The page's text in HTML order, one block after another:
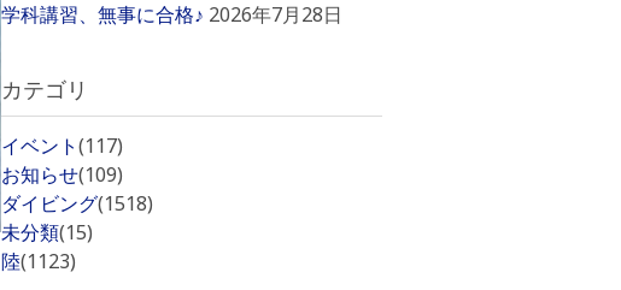
学科講習、無事に合格♪ 2026年7月28日
カテゴリ
イベント(117)
お知らせ(109)
ダイビング(1518)
未分類(15)
陸(1123)